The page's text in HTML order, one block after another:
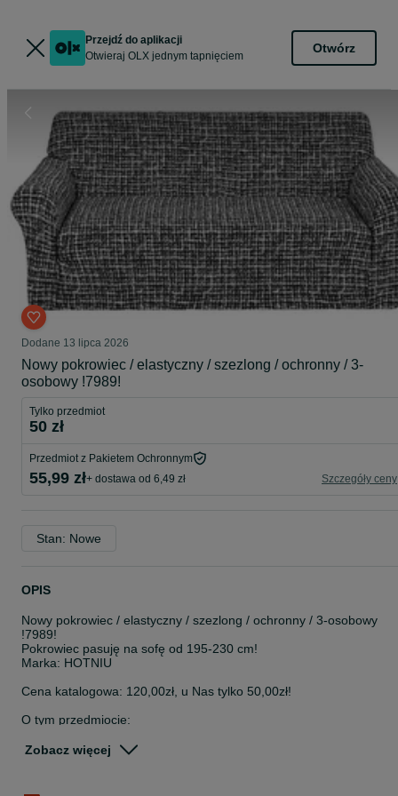
Przejdź do aplikacji
Otwieraj OLX jednym tapnięciem
Otwórz
Dodane 13 lipca 2026
Nowy pokrowiec / elastyczny / szezlong / ochronny / 3-
osobowy !7989!
Tylko przedmiot
50 zł
Przedmiot z Pakietem Ochronnym
55,99 zł+ dostawa od 6,49 zł Szczegóły ceny
Stan: Nowe
OPIS
Nowy pokrowiec / elastyczny / szezlong / ochronny / 3-osobowy
!7989!
Pokrowiec pasuję na sofę od 195-230 cm!
Marka: HOTNIU
Cena katalogowa: 120,00zł, u Nas tylko 50,00zł!
O tym przedmiocie:
są zaprojektowane z wyjątkową elastycznością. Duży rozmiar jest
Zobacz więcej